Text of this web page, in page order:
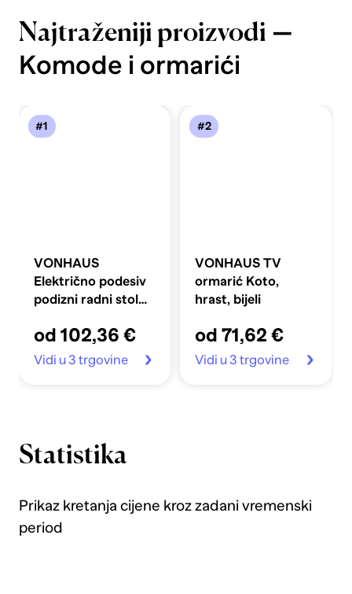
Najtraženiji proizvodi —
Komode i ormarići
#1
VONHAUS
Električno podesiv
podizni radni stol
C priključkom za
punjenje, crni
od 102,36 €
Vidi u 3 trgovine
#2
VONHAUS TV
ormarić Koto,
hrast, bijeli
od 71,62 €
Vidi u 3 trgovine
Statistika
Prikaz kretanja cijene kroz zadani vremenski
period